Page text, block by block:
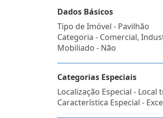
Dados Básicos
Tipo de Imóvel - Pavilhão
Categoria - Comercial,
Mobiliado - Não
Categorias Especiais
Localização Especial - Local
Característica Especial -